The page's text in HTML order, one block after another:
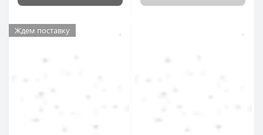
Ждем поставку